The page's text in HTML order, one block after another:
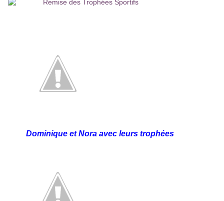
Dominique et Nora avec leurs trophées